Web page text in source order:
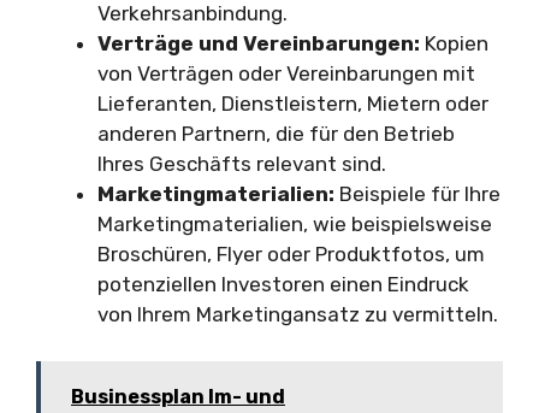
Verkehrsanbindung.
Verträge und Vereinbarungen: Kopien
von Verträgen oder Vereinbarungen mit
Lieferanten, Dienstleistern, Mietern oder
anderen Partnern, die für den Betrieb
Ihres Geschäfts relevant sind.
Marketingmaterialien: Beispiele für Ihre
Marketingmaterialien, wie beispielsweise
Broschüren, Flyer oder Produktfotos, um
potenziellen Investoren einen Eindruck
von Ihrem Marketingansatz zu vermitteln.
Businessplan Im- und